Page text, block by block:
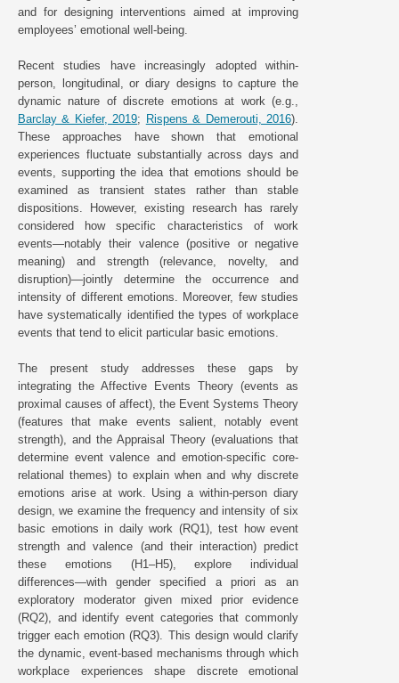
and for designing interventions aimed at improving
employees’ emotional well-being.
Recent studies have increasingly adopted within-
person, longitudinal, or diary designs to capture the
dynamic nature of discrete emotions at work (e.g.,
Barclay & Kiefer, 2019; Rispens & Demerouti, 2016).
These approaches have shown that emotional
experiences fluctuate substantially across days and
events, supporting the idea that emotions should be
examined as transient states rather than stable
dispositions. However, existing research has rarely
considered how specific characteristics of work
events—notably their valence (positive or negative
meaning) and strength (relevance, novelty, and
disruption)—jointly determine the occurrence and
intensity of different emotions. Moreover, few studies
have systematically identified the types of workplace
events that tend to elicit particular basic emotions.
The present study addresses these gaps by
integrating the Affective Events Theory (events as
proximal causes of affect), the Event Systems Theory
(features that make events salient, notably event
strength), and the Appraisal Theory (evaluations that
determine event valence and emotion-specific core-
relational themes) to explain when and why discrete
emotions arise at work. Using a within-person diary
design, we examine the frequency and intensity of six
basic emotions in daily work (RQ1), test how event
strength and valence (and their interaction) predict
these emotions (H1–H5), explore individual
differences—with gender specified a priori as an
exploratory moderator given mixed prior evidence
(RQ2), and identify event categories that commonly
trigger each emotion (RQ3). This design would clarify
the dynamic, event-based mechanisms through which
workplace experiences shape discrete emotional